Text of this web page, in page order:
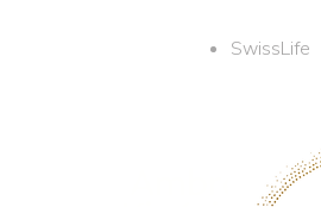
SwissLife
Ambre Mirc